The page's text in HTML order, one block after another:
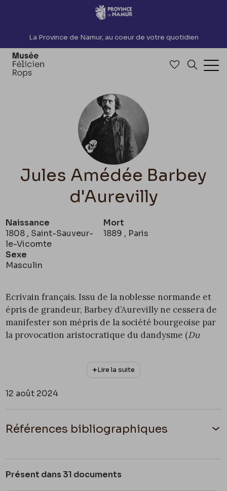
Accèder directement au contenu
La Province de Namur, au coeur de votre quotidien
Accéder à
Jules Amédée Barbey
d'Aurevilly
Naissance
1808 , Saint-Sauveur-
le-Vicomte
Mort
1889 , Paris
Sexe
Masculin
Ecrivain français. Issu de la noblesse normande et
épris de grandeur, Barbey d’Aurevilly ne cessera de
manifester son mépris de la société bourgeoise par
la provocation aristocratique du dandysme (Du
convertira vers 1841 à un catholicisme intransigeant
et défendra dans sa Revue du monde catholique
littéraires, réunies dans
1860-1909), manifestent une grande indépendance
d’esprit. Barbey connaîtra une reconnaissance
tardive grâce à son œuvre romanesque marquée
en particulier sataniques.L’Ensorcelée(1854), etLe
Chevalier des Touches(1864) évoquent les
Lire la suite
12 août 2024
Références bibliographiques
Présent dans 31 documents